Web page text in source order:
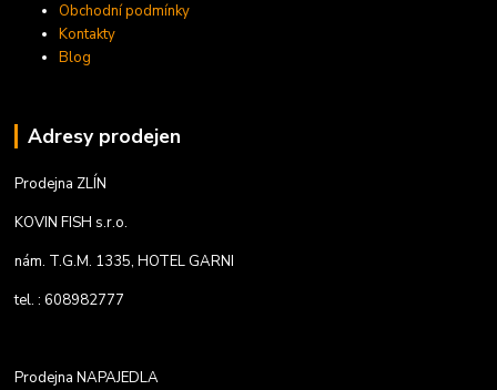
Obchodní podmínky
Kontakty
Blog
Adresy prodejen
Prodejna ZLÍN
KOVIN FISH s.r.o.
nám. T.G.M. 1335, HOTEL GARNI
tel. : 608982777
Prodejna NAPAJEDLA